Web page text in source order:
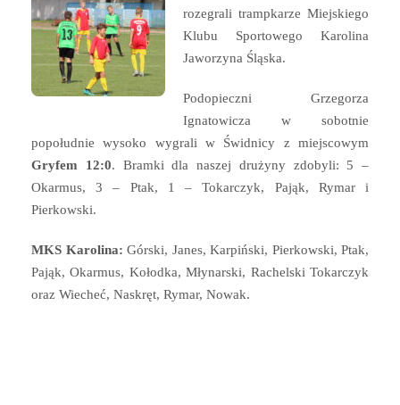
rozegrali trampkarze Miejskiego
Klubu Sportowego Karolina
Jaworzyna Śląska.
Podopieczni Grzegorza
Ignatowicza w sobotnie
popołudnie wysoko wygrali w Świdnicy z miejscowym
Gryfem 12:0. Bramki dla naszej drużyny zdobyli: 5 –
Okarmus, 3 – Ptak, 1 – Tokarczyk, Pająk, Rymar i
Pierkowski.
MKS Karolina: Górski, Janes, Karpiński, Pierkowski, Ptak,
Pająk, Okarmus, Kołodka, Młynarski, Rachelski Tokarczyk
oraz Wiecheć, Naskręt, Rymar, Nowak.